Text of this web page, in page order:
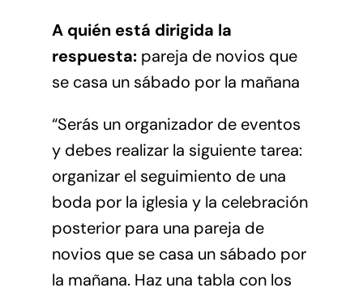
A quién está dirigida la
respuesta:pareja de novios que
se casa un sábado por la mañana
“Serás un organizador de eventos
y debes realizar la siguiente tarea:
organizar el seguimiento de una
boda por la iglesia y la celebración
posterior para una pareja de
novios que se casa un sábado por
la mañana. Haz una tabla con los